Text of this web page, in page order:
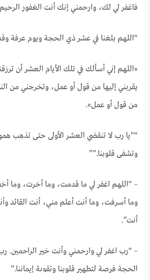
فاغفر لي لك، وارحمني إنك أنت الغفور
“اللهم بلغنا في عشر ذي الحجة ويوم عرفة وقد
«اللهم إني أسألك في تلك الأيام العشر أن
يقربني إليها من قول أو عمل، وتخرجني من
من قول أو عمل».
“”يا رب لا تنقضي العشر الأولى حتى تذهب
وتشفى قلوبنا.””
– “اللهم اغفر لي ما قدمت، وما أخرت، وما
وما أسرفت، وما أنت أعلم مني، أنت القائد
أنت”.
– “رب اغفر لي وارحمني وأنت خير الراحمين.
الحجة فرصة لتطهير قلوبنا وتقوية إيماننا.”